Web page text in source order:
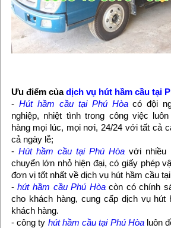
Ưu điểm củadịch vụ hút hầm cầu tại
- Hút hầm cầu tại Phú Hòacó đội
nghiệp, nhiệt tình trong công việc
hàng mọi lúc, mọi nơi, 24/24 với tất cả
cả ngày lễ;
- Hút hầm cầu tại Phú Hòa với nhiều
chuyển lớn nhỏ hiện đại, có giấy phép
đơn vị tốt nhất về dịch vụ hút hầm cầu
-hút hầm cầu Phú Hòacòn có chính
cho khách hàng, cung cấp dịch vụ hút
khách hàng.
- công ty hút hầm cầu tại Phú Hòaluôn